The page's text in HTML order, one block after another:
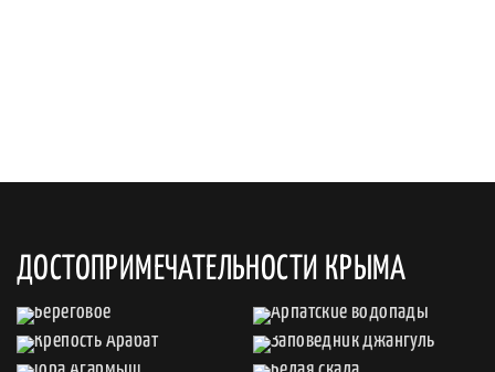
ДОСТОПРИМЕЧАТЕЛЬНОСТИ КРЫМА